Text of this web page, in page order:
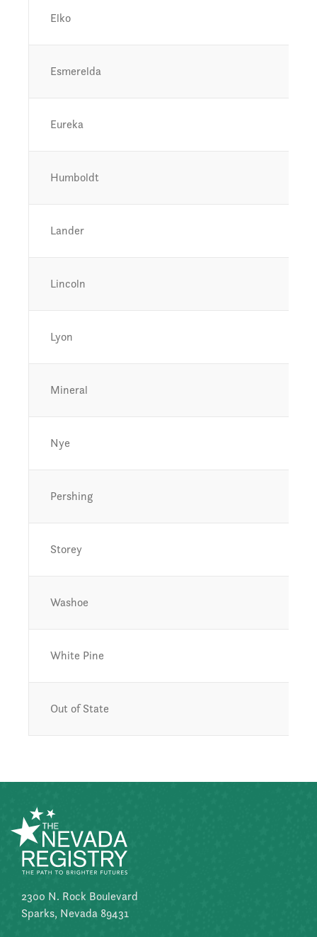
Elko
Esmerelda
Eureka
Humboldt
Lander
Lincoln
Lyon
Mineral
Nye
Pershing
Storey
Washoe
White Pine
Out of State
2300 N. Rock Boulevard
Sparks, Nevada 89431